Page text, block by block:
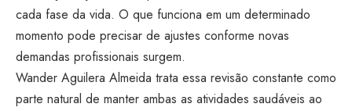
cada fase da vida. O que funciona em um determinado
momento pode precisar de ajustes conforme novas
demandas profissionais surgem.
Wander Aguilera Almeida trata essa revisão constante como
parte natural de manter ambas as atividades saudáveis ao